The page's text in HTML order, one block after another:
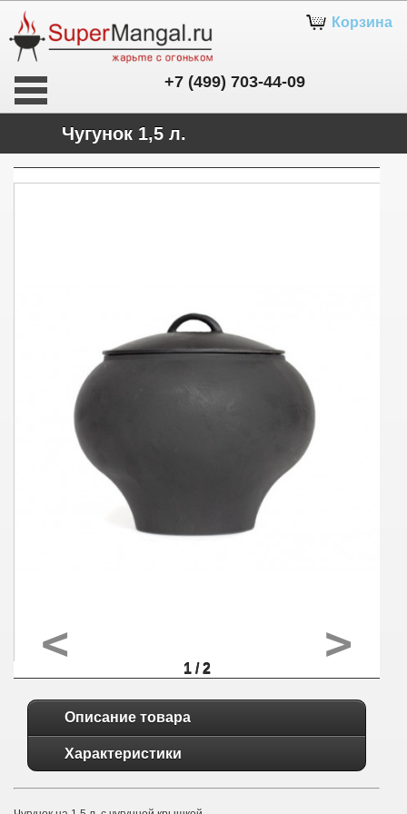
Корзина
+7 (499) 703-44-09
Чугунок 1,5 л.
1 / 2
< >
Описание товара
Характеристики